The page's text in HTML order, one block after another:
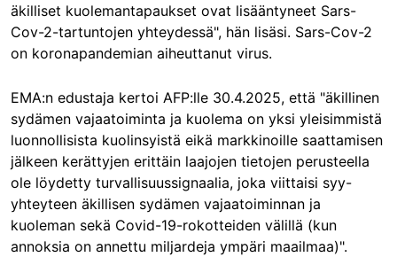
äkilliset kuolemantapaukset ovat lisääntyneet Sars-
Cov-2-tartuntojen yhteydessä", hän lisäsi. Sars-Cov-2
on koronapandemian aiheuttanut virus.
EMA:n edustaja kertoi AFP:lle 30.4.2025, että "äkillinen
sydämen vajaatoiminta ja kuolema on yksi yleisimmistä
luonnollisista kuolinsyistä eikä markkinoille saattamisen
jälkeen kerättyjen erittäin laajojen tietojen perusteella
ole löydetty turvallisuussignaalia, joka viittaisi syy-
yhteyteen äkillisen sydämen vajaatoiminnan ja
kuoleman sekä Covid-19-rokotteiden välillä (kun
annoksia on annettu miljardeja ympäri maailmaa)".